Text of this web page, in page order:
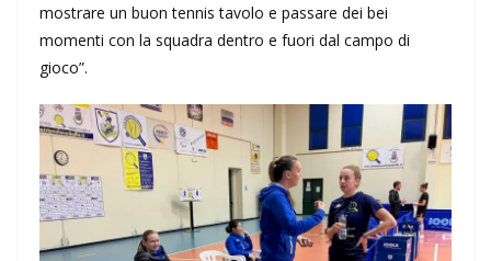
mostrare un buon tennis tavolo e passare dei bei
momenti con la squadra dentro e fuori dal campo di
gioco”.